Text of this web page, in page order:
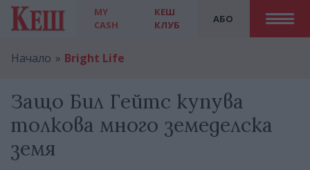
MY
CASH
АБО
КЕШ
КЛУБ
Начало Bright Life
Защо Бил Гейтс купува
толкова много земеделска
земя